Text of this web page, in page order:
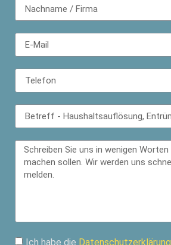
Ich habe die Datenschutzerklärung